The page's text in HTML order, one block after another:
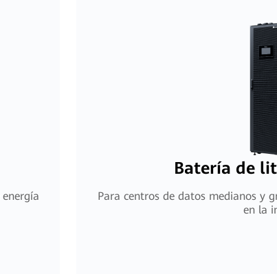
Batería de
Para centros de datos medianos y
en la